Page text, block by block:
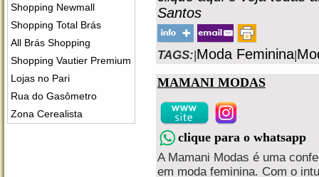
Shopping Newmall
Shopping Total Brás
All Brás Shopping
Shopping Vautier Premium
Lojas no Pari
Rua do Gasômetro
Zona Cerealista
Santos
TAGS:|Moda Feminina|
MAMANI MODAS
clique para o whatsapp
A Mamani Modas é uma
em moda feminina. Com o